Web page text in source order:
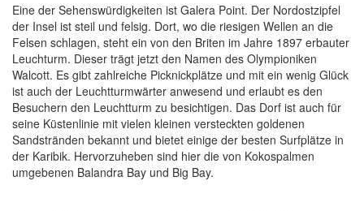
Eine der Sehenswürdigkeiten ist Galera Point. Der Nordostzipfel
der Insel ist steil und felsig. Dort, wo die riesigen Wellen an die
Felsen schlagen, steht ein von den Briten im Jahre 1897 erbauter
Leuchturm. Dieser trägt jetzt den Namen des Olympioniken
Walcott. Es gibt zahlreiche Picknickplätze und mit ein wenig Glück
ist auch der Leuchtturmwärter anwesend und erlaubt es den
Besuchern den Leuchtturm zu besichtigen. Das Dorf ist auch für
seine Küstenlinie mit vielen kleinen versteckten goldenen
Sandstränden bekannt und bietet einige der besten Surfplätze in
der Karibik. Hervorzuheben sind hier die von Kokospalmen
umgebenen Balandra Bay und Big Bay.